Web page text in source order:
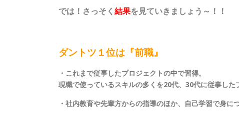
では！さっそく 結果を見ていきましょう～！！
ダントツ１位は『前職』
・これまで従事したプロジェクトの中で習得。
現職で使っているスキルの多くを20代、30代に従事した
・社内教育や先輩方からの指導のほか、自己学習で身につ